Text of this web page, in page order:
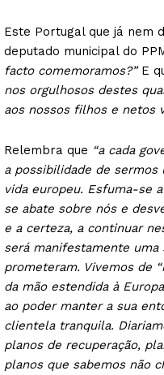
Este Portugal que já nem
deputado municipal do
facto comemoramos?”E
nos orgulhosos destes
aos nossos filhos e netos
Relembra que “a cada
a possibilidade de sermos
vida europeu. Esfuma-se
se abate sobre nós e
e a certeza, a continuar
será manifestamente uma
prometeram. Vivemos de
da mão estendida à
ao poder manter a sua
clientela tranquila.
planos de recuperação,
planos que sabemos não